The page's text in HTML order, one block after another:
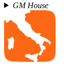
GM House